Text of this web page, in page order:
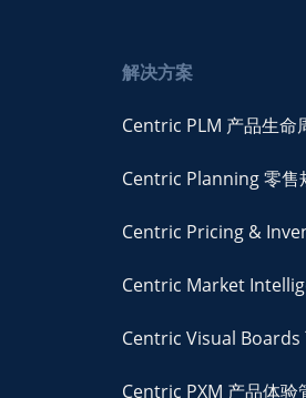
解决方案
Centric PLM 产品生命
Centric Planning 零售
Centric Pricing &
Centric Market
Centric Visual Boards
Centric PXM 产品体验